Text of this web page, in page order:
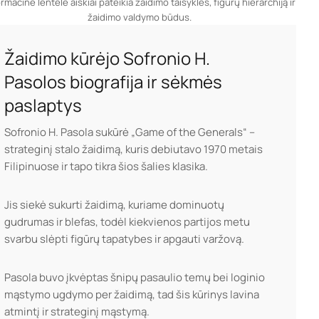
žaidimo valdymo būdus.
Žaidimo kūrėjo Sofronio H.
Pasolos biografija ir sėkmės
paslaptys
Sofronio H. Pasola sukūrė „Game of the Generals“ –
strateginį stalo žaidimą, kuris debiutavo 1970 metais
Filipinuose ir tapo tikra šios šalies klasika.
Jis siekė sukurti žaidimą, kuriame dominuotų
gudrumas ir blefas, todėl kiekvienos partijos metu
svarbu slėpti figūrų tapatybes ir apgauti varžovą.
Pasola buvo įkvėptas šnipų pasaulio temų bei loginio
mąstymo ugdymo per žaidimą, tad šis kūrinys lavina
atmintį ir strateginį mąstymą.